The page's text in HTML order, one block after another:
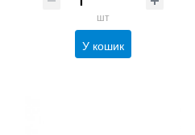
шт
У кошик